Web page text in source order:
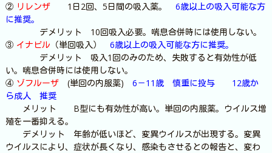
② リレンザ1日2回、5日間の吸入薬。 6歳以上の吸入可能な方
に推奨。
デメリット 10回吸入必要。喘息合併時には使用しない。
③ イナビル （単回吸入） 6歳以上の吸入可能な方に推奨。
デメリット 吸入1回のみのため、失敗すると有効性が低
い。喘息合併時には使用しない。
④ ゾフルーザ(単回の内服薬) 6－11歳 慎重に投与 12歳か
ら成人 推奨
メリット B型にも有効性が高い。単回の内服薬。ウイルス増
殖を一番抑える。
デメリット 年齢が低いほど、変異ウイルスが出現する。変異
ウイルスにより、症状が長くなり、感染もさせるとの報告と、変わ